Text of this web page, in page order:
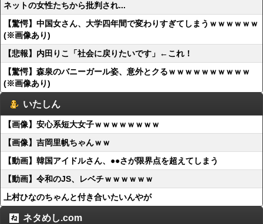
ネットの女性たちから批判され...
【驚愕】中国女さん、大学四年間で変わりすぎてしまうｗｗｗｗｗｗ
(※画像あり)
【悲報】内田りこ「社会に戻りたいです」←これ！
【驚愕】森泉のバニーガール姿、意外とクるｗｗｗｗｗｗｗｗｗｗ
(※画像あり)
いたしん
【画像】安心系短大女子ｗｗｗｗｗｗｗｗ
【画像】吉岡里帆ちゃんｗｗ
【動画】韓国アイドルさん、●●さが限界点を超えてしまう
【動画】令和のJS、レベチｗｗｗｗｗｗ
上村ひなのちゃんと付き合いたいんやが
ネタめし.com